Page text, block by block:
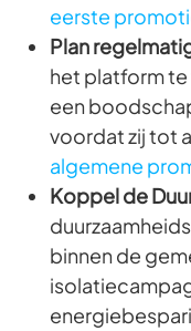
eerste
Plan
het platform te
een
voordat zij tot
algemene
Koppel de
binnen de